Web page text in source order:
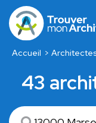
Accueil
43